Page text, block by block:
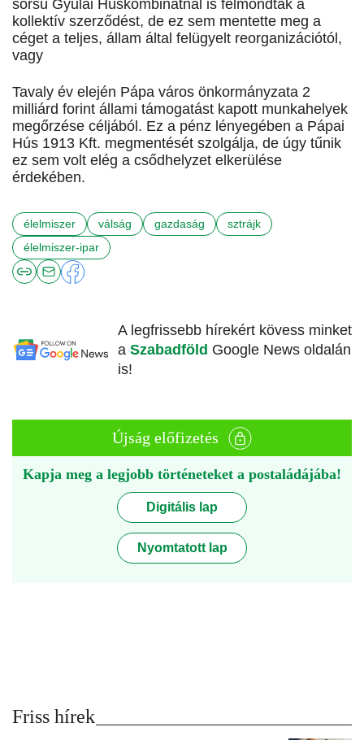
sorsú Gyulai Húskombinátnál is felmondták a
kollektív szerződést, de ez sem mentette meg a
céget a teljes, állam által felügyelt reorganizációtól,
vagy
Tavaly év elején Pápa város önkormányzata 2
milliárd forint állami támogatást kapott munkahelyek
megőrzése céljából. Ez a pénz lényegében a Pápai
Hús 1913 Kft. megmentését szolgálja, de úgy tűnik
ez sem volt elég a csődhelyzet elkerülése
érdekében.
élelmiszer válság gazdaság
sztrájk
élelmiszer-ipar
A legfrissebb hírekért kövess minket
a Szabadföld Google News oldalán
is!
Újság előfizetés
Kapja meg a legjobb történeteket a postaládájába!
Digitális lap
Nyomtatott lap
Friss hírek